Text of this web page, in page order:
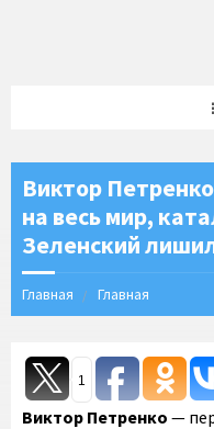
Виктор
на весь мир,
Зеленский
Главная Главная
1
Виктор Петренко —